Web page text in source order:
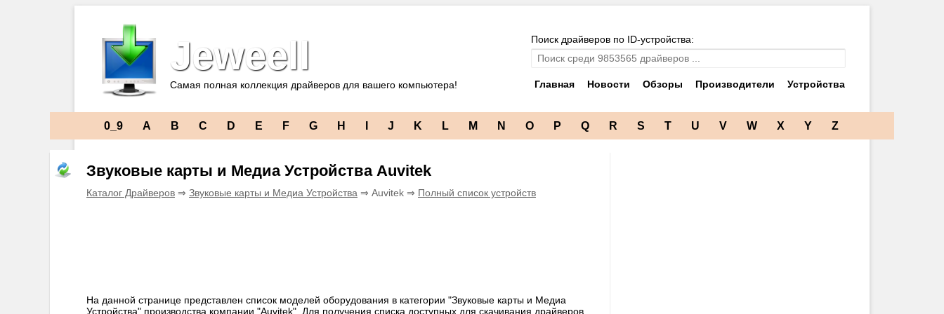
Jeweell
Самая полная коллекция драйверов для вашего компьютера!
Поиск драйверов по ID-устройства:
Главная Новости Обзоры Производители Устройства
0_9 A B C D E F G H J K L M N O P Q R S T U V W X Y Z
Звуковые карты и Медиа Устройства Auvitek
Каталог Драйверов ⇒ Звуковые карты и Медиа Устройства ⇒ Auvitek ⇒ Полный список устройств
На данной странице представлен список моделей оборудования в категории "Звуковые карты и Медиа
Устройства" производства компании "Auvitek". Для получения списка доступных для скачивания драйверов,